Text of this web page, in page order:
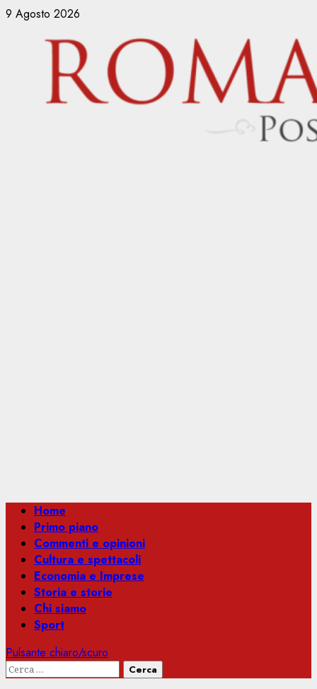
Vai
contenuto
9 Agosto 2026
Menu
principale
Home
Primo piano
Commenti e opinioni
Cultura e spettacoli
Economia e Imprese
Storia e storie
Chi siamo
Sport
Pulsante chiaro/scuro
Ricerca